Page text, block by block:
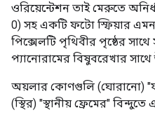
ওরিয়েন্টেশন তাই মেরুতে
0) সহ একটি ফটো স্ফিয়ার
পিক্সেলটি পৃথিবীর পৃষ্ঠের সাথে
প্যানোরামের বিষুবরেখার
অয়লার কোণগুলি (ঘোরানো)
(স্থির) "স্থানীয় ফ্রেমের"